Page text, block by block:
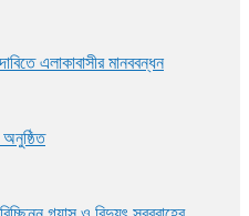
এলাকাবাসীর মানববন্ধন